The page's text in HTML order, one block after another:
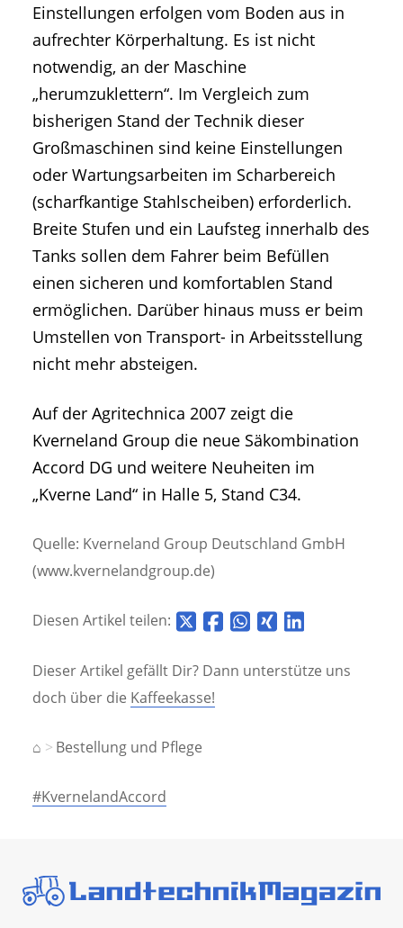
Einstellungen erfolgen vom Boden aus in
aufrechter Körperhaltung. Es ist nicht
notwendig, an der Maschine
„herumzuklettern“. Im Vergleich zum
bisherigen Stand der Technik dieser
Großmaschinen sind keine Einstellungen
oder Wartungsarbeiten im Scharbereich
(scharfkantige Stahlscheiben) erforderlich.
Breite Stufen und ein Laufsteg innerhalb des
Tanks sollen dem Fahrer beim Befüllen
einen sicheren und komfortablen Stand
ermöglichen. Darüber hinaus muss er beim
Umstellen von Transport- in Arbeitsstellung
nicht mehr absteigen.
Auf der Agritechnica 2007 zeigt die
Kverneland Group die neue Säkombination
Accord DG und weitere Neuheiten im
„Kverne Land“ in Halle 5, Stand C34.
Quelle: Kverneland Group Deutschland GmbH
(www.kvernelandgroup.de)
Diesen Artikel teilen:
Dieser Artikel gefällt Dir? Dann unterstütze uns
doch über die Kaffeekasse!
⌂ Bestellung und Pflege
#KvernelandAccord